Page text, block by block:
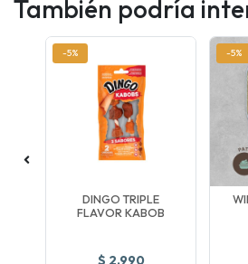
También podría
-5%
DINGO TRIPLE
FLAVOR KABOB
$ 2.990
-5%